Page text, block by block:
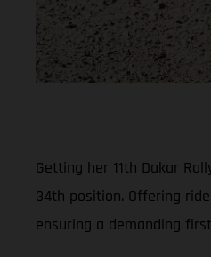
Getting her 11th Dakar
34th position. Offering
ensuring a demanding